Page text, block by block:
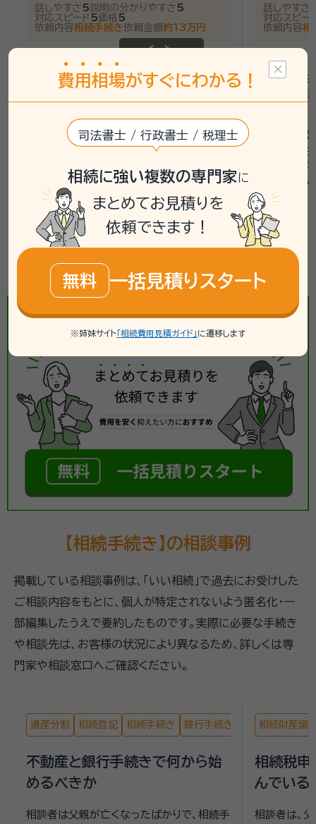
話しやすさ 5説明の分かりやすさ 5
対応スピード 5価格 5
依頼内容相続手続き依頼金額約13万円
面談の感想
事務所に伺いました担当の方がとても穏やかな
契約後の感想
わからない事は丁寧に教えてくださり何かあれ
ばすぐに電話してくださり安心でした
話しやすさ
対応スピー
依頼内容相
面談の感想
予約が土曜
す。先生と相
契約後の感想
契約後、10
き「手続き
願いします」
うことが出来
スクロールできます
北真岡駅(栃木県)で相続手続きにかかる費用を
一括見積する《簡単3ステップ》
【相続手続き】の相談事例
掲載している相談事例は、「いい相続」で過去にお受けした
ご相談内容をもとに、個人が特定されないよう匿名化・一
部編集したうえで要約したものです。実際に必要な手続き
や相談先は、お客様の状況により異なるため、詳しくは専
門家や相談窓口へご確認ください。
遺産分割 相続登記 相続手続き 銀行手続き 戸籍収集
不動産と銀行手続きで何から始
めるべきか
相談者は父親が亡くなったばかりで、相続手
相続財産調
相続税申
んでいる
相談者は、
費用 相場がすぐにわかる！
司法書士 / 行政書士 / 税理士
相続に強い複数の専門家に
まとめてお見積りを
依頼できます！
無料 一括見積りスタート
※姉妹サイト 「相続費用見積ガイド」 に遷移します